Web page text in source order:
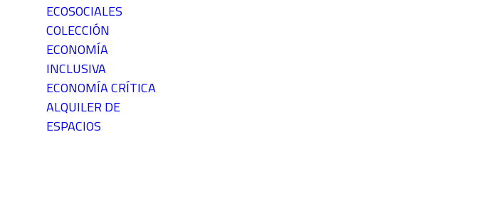
ECOSOCIALES
COLECCIÓN
ECONOMÍA
INCLUSIVA
ECONOMÍA CRÍTICA
ALQUILER DE
ESPACIOS